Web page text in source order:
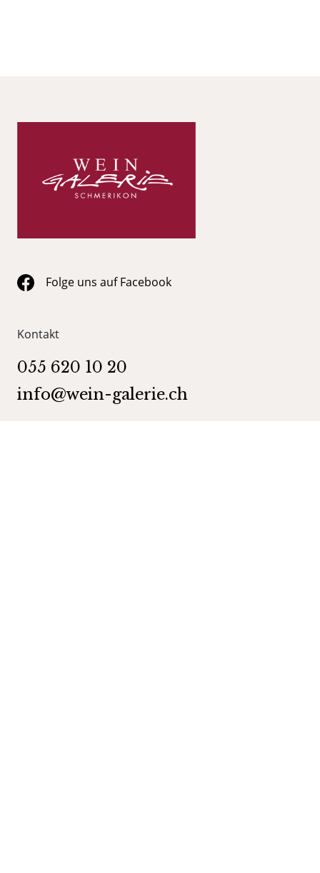
Folge uns auf Facebook
Kontakt
055 620 10 20
info@wein-galerie.ch